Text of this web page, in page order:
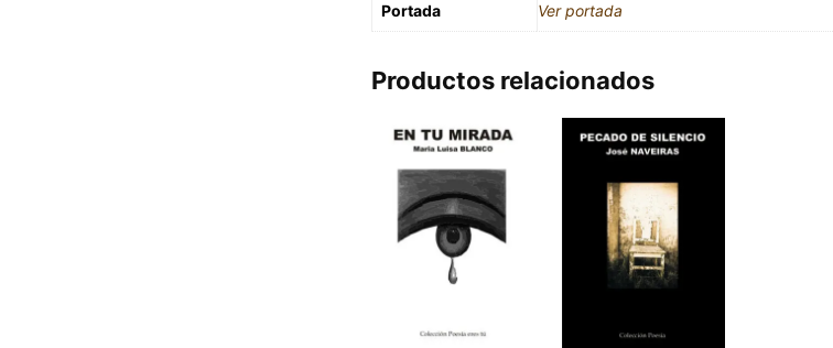
Portada Ver portada
Productos relacionados